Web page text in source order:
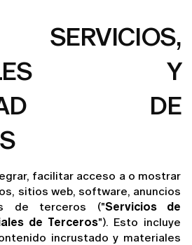
Y
DE
facilitar acceso a o mostrar
sitios web, software, anuncios
de terceros ("Servicios de
de Terceros"). Esto incluye
incrustado y materiales